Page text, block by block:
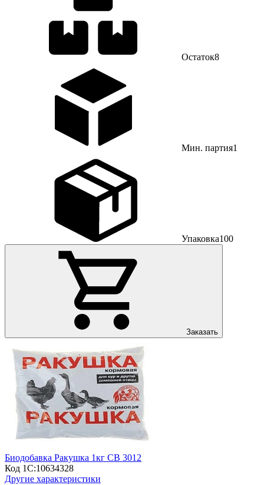
Остаток8
Мин. партия1
Упаковка100
Заказать
Биодобавка Ракушка 1кг СВ 3012
Код 1С:10634328
Другие характеристики